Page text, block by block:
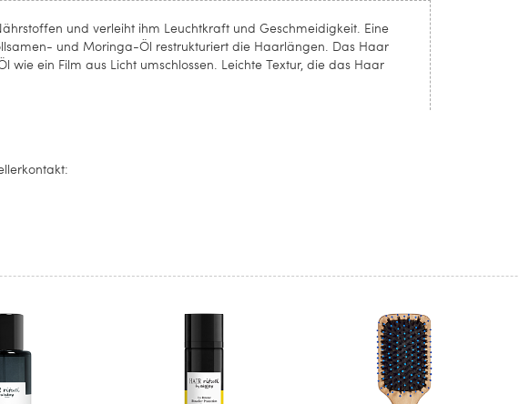
und verleiht ihm Leuchtkraft und Geschmeidigkeit. Eine
und Moringa-Öl restrukturiert die Haarlängen. Das Haar
ein Film aus Licht umschlossen. Leichte Textur, die das Haar